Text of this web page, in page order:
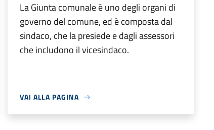
La Giunta comunale è uno degli organi di
governo del comune, ed è composta dal
sindaco, che la presiede e dagli assessori
che includono il vicesindaco.
VAI ALLA PAGINA